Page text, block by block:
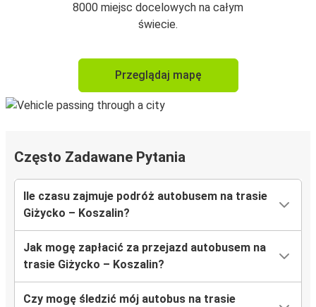
8000 miejsc docelowych na całym
świecie.
Przeglądaj mapę
Często Zadawane Pytania
Ile czasu zajmuje podróż autobusem na trasie
Giżycko – Koszalin?
Jak mogę zapłacić za przejazd autobusem na
trasie Giżycko – Koszalin?
Czy mogę śledzić mój autobus na trasie